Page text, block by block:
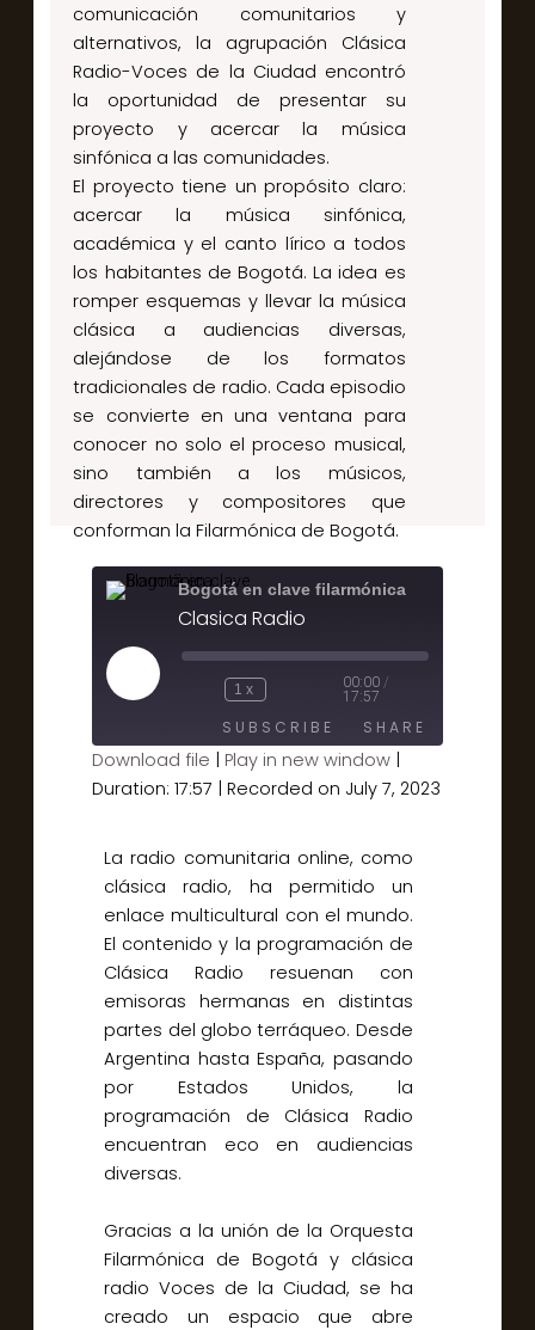
comunicación comunitarios y
alternativos, la agrupación Clásica
Radio-Voces de la Ciudad encontró
la oportunidad de presentar su
proyecto y acercar la música
sinfónica a las comunidades.
El proyecto tiene un propósito claro:
acercar la música sinfónica,
académica y el canto lírico a todos
los habitantes de Bogotá. La idea es
romper esquemas y llevar la música
clásica a audiencias diversas,
alejándose de los formatos
tradicionales de radio. Cada episodio
se convierte en una ventana para
conocer no solo el proceso musical,
sino también a los músicos,
directores y compositores que
conforman la Filarmónica de Bogotá.
Bogotá en clave filarmónica
Clasica Radio
1x 00:00 /
17:57
SUBSCRIBE SHARE
SHARE
EMBED
Download file | Play in new window |
Duration: 17:57 |Recorded on July 7, 2023
La radio comunitaria online, como
clásica radio, ha permitido un
enlace multicultural con el mundo.
El contenido y la programación de
Clásica Radio resuenan con
emisoras hermanas en distintas
partes del globo terráqueo. Desde
Argentina hasta España, pasando
por Estados Unidos, la
programación de Clásica Radio
encuentran eco en audiencias
diversas.
Gracias a la unión de la Orquesta
Filarmónica de Bogotá y clásica
radio Voces de la Ciudad, se ha
creado un espacio que abre